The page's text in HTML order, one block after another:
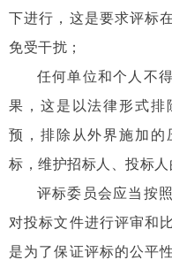
下进行，这是要求评标
免受干扰；
任何单位和个人不
果，这是以法律形式排
预，排除从外界施加的
标，维护招标人、投标人
评标委员会应当按
对投标文件进行评审和
是为了保证评标的公平